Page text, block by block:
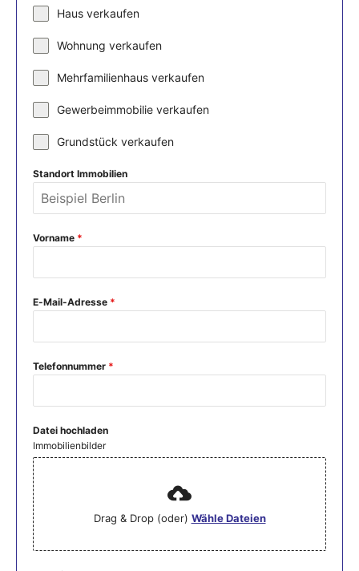
Haus verkaufen
Wohnung verkaufen
Mehrfamilienhaus verkaufen
Gewerbeimmobilie verkaufen
Grundstück verkaufen
Standort Immobilien
Vorname *
E-Mail-Adresse *
Telefonnummer *
Datei hochladen
Immobilienbilder
Drag & Drop (oder) Wähle Dateien